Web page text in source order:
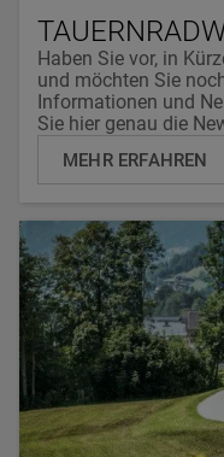
Haben Sie vor, in
und möchten Sie
Informationen und
Sie hier genau die
MEHR ERFAHREN